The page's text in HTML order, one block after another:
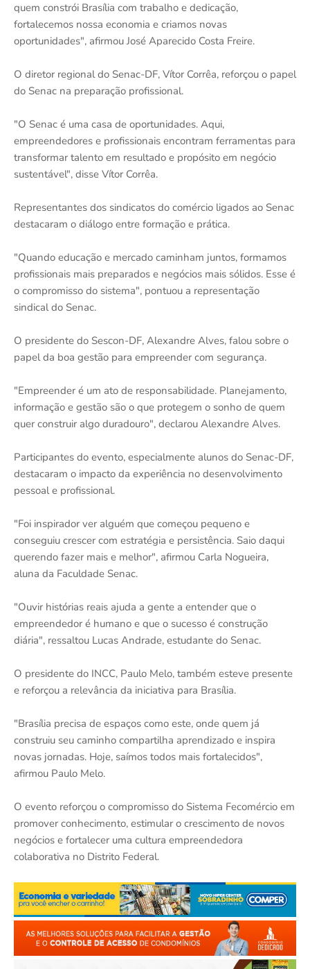
quem constrói Brasília com trabalho e dedicação,
fortalecemos nossa economia e criamos novas
oportunidades", afirmou José Aparecido Costa Freire.
O diretor regional do Senac-DF, Vítor Corrêa, reforçou o papel
do Senac na preparação profissional.
"O Senac é uma casa de oportunidades. Aqui,
empreendedores e profissionais encontram ferramentas para
transformar talento em resultado e propósito em negócio
sustentável", disse Vítor Corrêa.
Representantes dos sindicatos do comércio ligados ao Senac
destacaram o diálogo entre formação e prática.
"Quando educação e mercado caminham juntos, formamos
profissionais mais preparados e negócios mais sólidos. Esse é
o compromisso do sistema", pontuou a representação
sindical do Senac.
O presidente do Sescon-DF, Alexandre Alves, falou sobre o
papel da boa gestão para empreender com segurança.
"Empreender é um ato de responsabilidade. Planejamento,
informação e gestão são o que protegem o sonho de quem
quer construir algo duradouro", declarou Alexandre Alves.
Participantes do evento, especialmente alunos do Senac-DF,
destacaram o impacto da experiência no desenvolvimento
pessoal e profissional.
"Foi inspirador ver alguém que começou pequeno e
conseguiu crescer com estratégia e persistência. Saio daqui
querendo fazer mais e melhor", afirmou Carla Nogueira,
aluna da Faculdade Senac.
"Ouvir histórias reais ajuda a gente a entender que o
empreendedor é humano e que o sucesso é construção
diária", ressaltou Lucas Andrade, estudante do Senac.
O presidente do INCC, Paulo Melo, também esteve presente
e reforçou a relevância da iniciativa para Brasília.
"Brasília precisa de espaços como este, onde quem já
construiu seu caminho compartilha aprendizado e inspira
novas jornadas. Hoje, saímos todos mais fortalecidos",
afirmou Paulo Melo.
O evento reforçou o compromisso do Sistema Fecomércio em
promover conhecimento, estimular o crescimento de novos
negócios e fortalecer uma cultura empreendedora
colaborativa no Distrito Federal.